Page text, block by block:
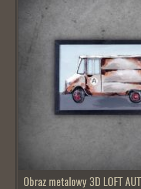
Obraz metalowy 3D LOFT